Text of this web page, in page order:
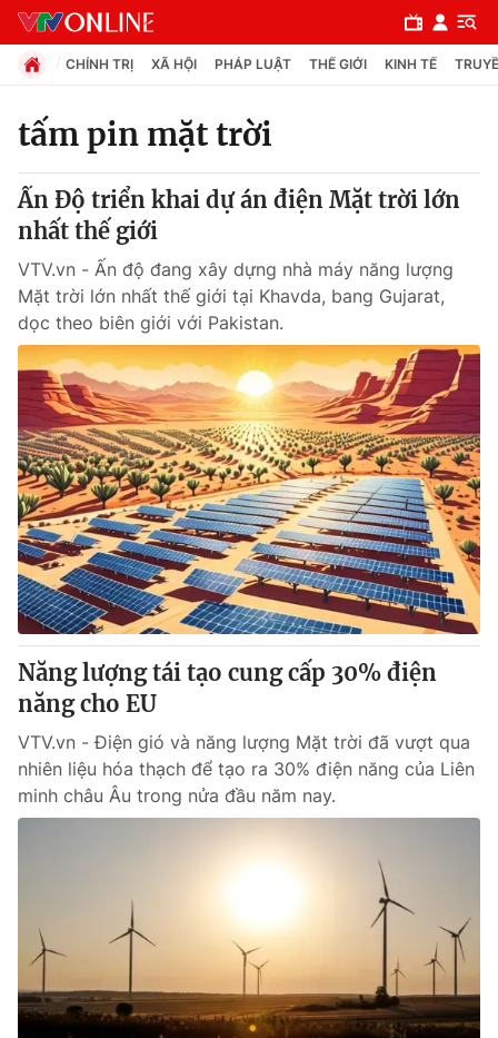
Chuyên mục
Chính trị
Xã hội
Pháp luật
Y tế
Thế giới
Tin tức
Thế giới đó đây
Câu chuyện quốc tế
Kinh tế
Tài chính
Thị trường
Góc doanh nghiệp
Dữ liệu và đời sống
Truyền hình
Phim VTV
Hậu trường
Nhân vật
Giải trí
Điện ảnh
Đời sống
Chất lượng cuộc sống
Học trực tuyến
Công nghệ
Hitech Công nghệ tương lai
Sản phẩm
Giao lưu trực tuyến
CHÍNH TRỊ XÃ HỘI PHÁP LUẬT THẾ GIỚI KINH TẾ
tấm pin mặt trời
Ấn Độ triển khai dự án điện Mặt trời lớn
nhất thế giới
VTV.vn - Ấn độ đang xây dựng nhà máy năng lượng
Mặt trời lớn nhất thế giới tại Khavda, bang Gujarat,
dọc theo biên giới với Pakistan.
Năng lượng tái tạo cung cấp 30% điện
năng cho EU
VTV.vn - Điện gió và năng lượng Mặt trời đã vượt qua
nhiên liệu hóa thạch để tạo ra 30% điện năng của Liên
minh châu Âu trong nửa đầu năm nay.